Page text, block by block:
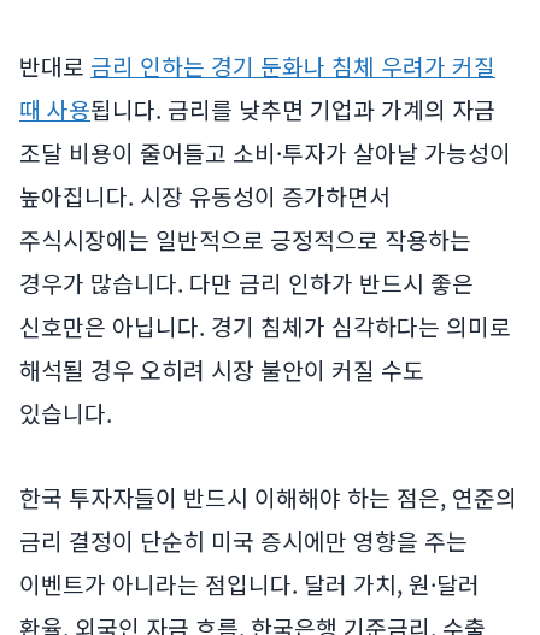
반대로 금리 인하는 경기 둔화나 침체 우려가 커질
때 사용됩니다. 금리를 낮추면 기업과 가계의 자금
조달 비용이 줄어들고 소비·투자가 살아날 가능성이
높아집니다. 시장 유동성이 증가하면서
주식시장에는 일반적으로 긍정적으로 작용하는
경우가 많습니다. 다만 금리 인하가 반드시 좋은
신호만은 아닙니다. 경기 침체가 심각하다는 의미로
해석될 경우 오히려 시장 불안이 커질 수도
있습니다.
한국 투자자들이 반드시 이해해야 하는 점은, 연준의
금리 결정이 단순히 미국 증시에만 영향을 주는
이벤트가 아니라는 점입니다. 달러 가치, 원·달러
환율, 외국인 자금 흐름, 한국은행 기준금리, 수출